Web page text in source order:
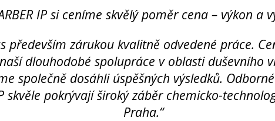
IP si ceníme skvělý poměr cena – výkon a
především zárukou kvalitně odvedené práce.
dlouhodobé spolupráce v oblasti duševního
společně dosáhli úspěšných výsledků.
skvěle pokrývají široký záběr chemicko-
Praha.“